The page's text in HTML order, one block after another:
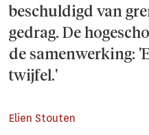
beschuldigd van
gedrag. De
de samenwerking:
twijfel.'
Elien Stouten